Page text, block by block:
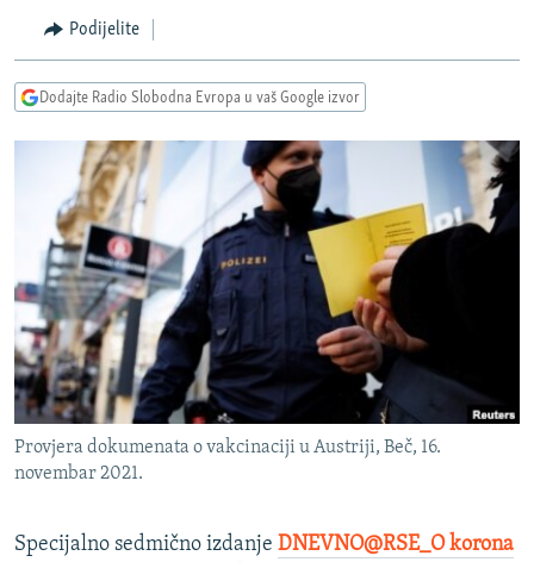
navigaciju
Pređite
na
CRNA GORA
VIDEO
FOTOGALERIJE
INFOGRAFIKE
PODCASTI
RAT U UKRAJINI
KINA NA BALKANU
RSE PRIČE IZ SVIJETA
ISPRIČAJ MI
DNEVNO@RSE
SPECIJALI RSE
VIŠE OD NASLOVA
GENOCID U SREBRENICI
TV LIBERTY
PRATITE NAS
Sve RFE/RL stranice
Podijelite
Dodajte Radio Slobodna Evropa u vaš Google izvor
Provjera dokumenata o vakcinaciji u Austriji, Beč, 16.
novembar 2021.
Specijalno sedmično izdanje DNEVNO@RSE_O korona